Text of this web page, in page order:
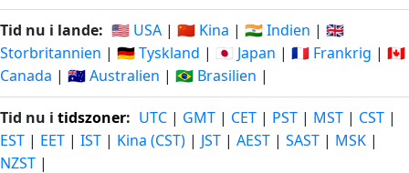
Tid nu i lande: 🇺🇸 USA | 🇨🇳 Kina | 🇮🇳 Indien | 🇬🇧
Storbritannien | 🇩🇪 Tyskland | 🇯🇵 Japan | 🇫🇷 Frankrig | 🇨🇦
Canada | 🇦🇺 Australien | 🇧🇷 Brasilien |
Tid nu i tidszoner: UTC | GMT | CET | PST | MST | CST |
EST | EET | IST | Kina (CST) | JST | AEST | SAST | MSK |
NZST |